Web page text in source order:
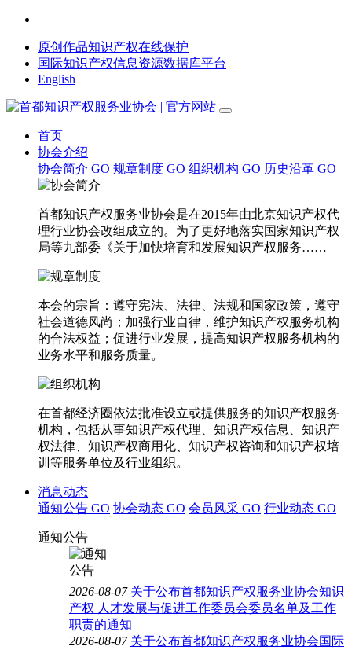
原创作品知识产权在线保护
国际知识产权信息资源数据库平台
English
首页
协会介绍
协会简介 GO 规章制度 GO 组织机构 GO 历史沿革 GO
首都知识产权服务业协会是在2015年由北京知识产权代
理行业协会改组成立的。为了更好地落实国家知识产权
局等九部委《关于加快培育和发展知识产权服务……
本会的宗旨：遵守宪法、法律、法规和国家政策，遵守
社会道德风尚；加强行业自律，维护知识产权服务机构
的合法权益；促进行业发展，提高知识产权服务机构的
业务水平和服务质量。
在首都经济圈依法批准设立或提供服务的知识产权服务
机构，包括从事知识产权代理、知识产权信息、知识产
权法律、知识产权商用化、知识产权咨询和知识产权培
训等服务单位及行业组织。
消息动态
通知公告 GO 协会动态 GO 会员风采 GO 行业动态 GO
通知公告
2026-08-07 关于公布首都知识产权服务业协会知识
产权 人才发展与促进工作委员会委员名单及工作
职责的通知
2026-08-07 关于公布首都知识产权服务业协会国际